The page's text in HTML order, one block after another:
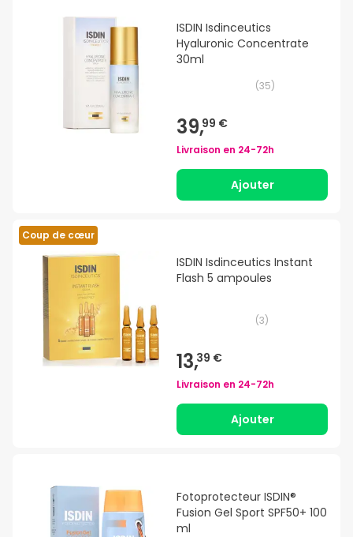
ISDIN Isdinceutics
Hyaluronic Concentrate
30ml
(35)
39,99 €
Livraison en 24-72h
Ajouter
Coup de cœur
ISDIN Isdinceutics Instant
Flash 5 ampoules
(3)
13,39 €
Livraison en 24-72h
Ajouter
Fotoprotecteur ISDIN®
Fusion Gel Sport SPF50+ 100
ml